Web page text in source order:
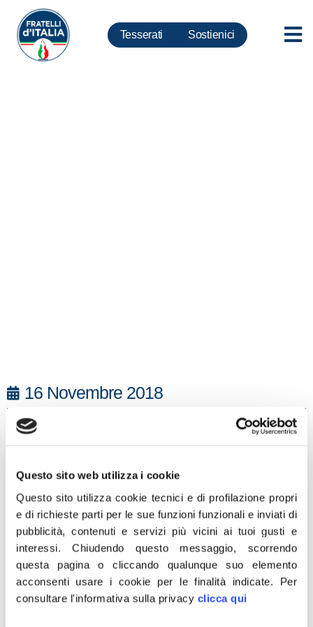
Questo sito web utilizza i cookie
Questo sito utilizza cookie tecnici e di profilazione propri
e di richieste parti per le sue funzioni funzionali e inviati di
pubblicità, contenuti e servizi più vicini ai tuoi gusti e
interessi.Chiudendo questo messaggio, scorrendo
questa pagina o cliccando qualunque suo elemento
acconsenti usare i cookie per le finalità indicate. Per
consultare l'informativa sulla privacy clicca qui
Tesserati Sostienici
16 Novembre 2018
“Il Comune di Torre del Greco va
commissariato per grave violazione di legge
sanitaria”. A chiederlo è Edmondo Cirielli,
Questore della Camera dei deputati e
parlamentare di Fdi, annunciando
un’interrogazione al ministro dell’Ambiente
Sergio Costa sull’emergenza rifiuti nel
comune del Napoletano.
“È inaccettabile che gli abitanti di Torre del